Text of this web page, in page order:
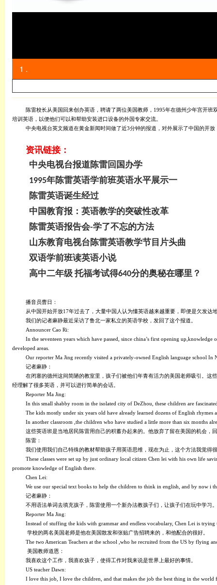
1 .
陈雷校长从美国回来创办英语，聘请了两位美国教师， 1995年在德州少年宫开班
培训英语，以便他们可以和帮助安装进口设备的外国专家交流。
中央电视台英文频道在黄金新闻时间做了近3分钟的报道，对外展示了中国的开
资讯链接：
中央电视台报道陈雷回国办学
1995年陈雷英语学前班英语水平展示一
陈雷英语诞生经过
中国教育报：英语教学的突破性改革
陈雷英语报告会-学了不忘的方法
山东教育电视台陈雷英语教学节目片头曲
双语学前班读英语小说
高中二年级 托福考试得640分的奥秘在哪里？
播音员曹日：
从中国开始开放17年过去了，大量中国人认为懂英语越来越重要，即便是欠发达
我们的记者麻静最近采访了鲁北一家私立的英语学校，发回了这个报道。
Announcer Cao Ri:
In the seventeen years which have passed, since china’s first opening
developed areas.
Our reporter Ma Jing recently visited a privately-owned English language school In
记者麻静：
在闭塞的德州这间简陋的教室里，孩子们被他们年青有活力的美国老师吸引。这
经理解了很多英语，并可以进行简单的会话。
Reporter Ma Jing:
In this small shabby room in the isolated city of DeZhou, these children are
The kids mostly under six years old have already learned dozens of English rhymes
In another classroom ,the children who have studied a little more than six months
这些英语班是当地居民陈雷用自己的积蓄办起来的。他放弃了留在美国的机会，
陈雷：
我们使用我们自己特殊的教材帮助孩子用英语思维，现在为止，这个方法我觉得
These classes were set up by just ordinary local citizen Chen lei with his own life
promote knowledge of English there.
Chen Lei:
We use our special text books to help the children to think in english, and by now i
记者麻静：
不用语法单词去填充孩子，陈雷使用一个新办法教孩子们，让孩子们在玩中学习。
Reporter Ma Jing:
Instead of stuffing the kids with grammar and endless vocabulary, Chen Lei is
学校的两名美国老师是他在美国散发和张贴广告招聘来的，和他配合的很好。
The two American Teachers at the school ,who he recruited from the US by flying
美国教师道恩：
我喜欢这个工作，我喜欢孩子，使得工作对我来说是世界上最好的事情。
US teacher Dawn:
I love this job, I love the children, and that makes the job the best thing in the world